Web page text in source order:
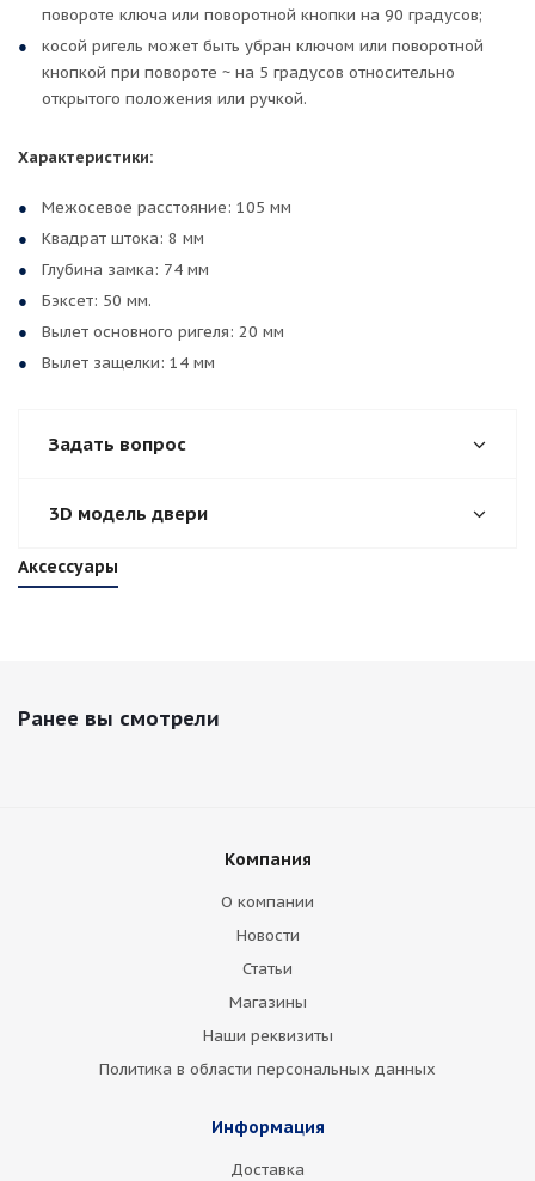
повороте ключа или поворотной кнопки на 90 градусов;
косой ригель может быть убран ключом или поворотной
кнопкой при повороте ~ на 5 градусов относительно
открытого положения или ручкой.
Характеристики:
Межосевое расстояние: 105 мм
Квадрат штока: 8 мм
Глубина замка: 74 мм
Бэксет: 50 мм.
Вылет основного ригеля: 20 мм
Вылет защелки: 14 мм
Задать вопрос
3D модель двери
Аксессуары
Ранее вы смотрели
Компания
О компании
Новости
Статьи
Магазины
Наши реквизиты
Политика в области персональных данных
Информация
Доставка